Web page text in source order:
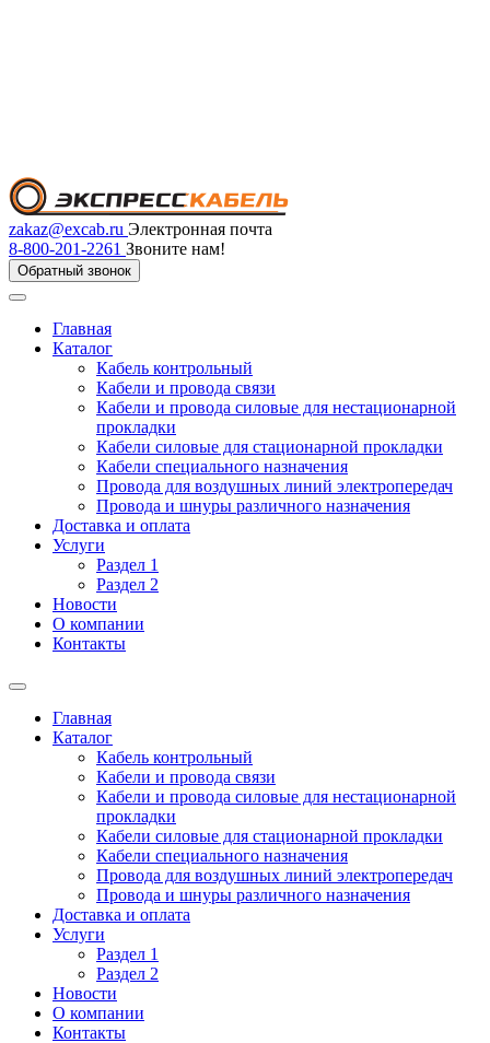
zakaz@excab.ru Электронная почта
8-800-201-2261 Звоните нам!
Обратный звонок
Главная
Каталог
Кабель контрольный
Кабели и провода связи
Кабели и провода силовые для нестационарной
прокладки
Кабели силовые для стационарной прокладки
Кабели специального назначения
Провода для воздушных линий электропередач
Провода и шнуры различного назначения
Доставка и оплата
Услуги
Раздел 1
Раздел 2
Новости
О компании
Контакты
Главная
Каталог
Кабель контрольный
Кабели и провода связи
Кабели и провода силовые для нестационарной
прокладки
Кабели силовые для стационарной прокладки
Кабели специального назначения
Провода для воздушных линий электропередач
Провода и шнуры различного назначения
Доставка и оплата
Услуги
Раздел 1
Раздел 2
Новости
О компании
Контакты